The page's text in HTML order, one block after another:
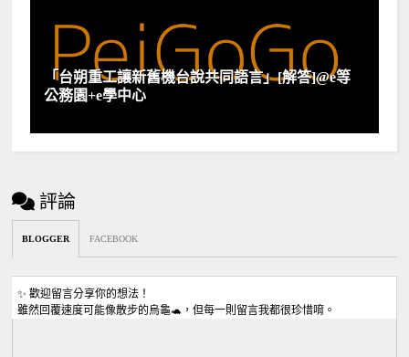
「台朔重工讓新舊機台說共同語言」[解答]@e等
公務園+e學中心
評論
BLOGGER FACEBOOK
✨ 歡迎留言分享你的想法！
雖然回覆速度可能像散步的烏龜🐢，但每一則留言我都很珍惜唷。